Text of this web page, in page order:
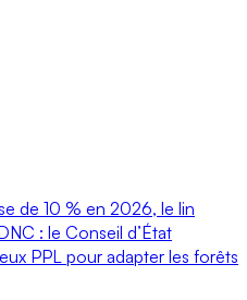
de 10 % en 2026, le lin
: le Conseil d’État
PPL pour adapter les forêts